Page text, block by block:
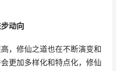
动向
，修仙之道也在不断演变和
更加多样化和特点化，修仙